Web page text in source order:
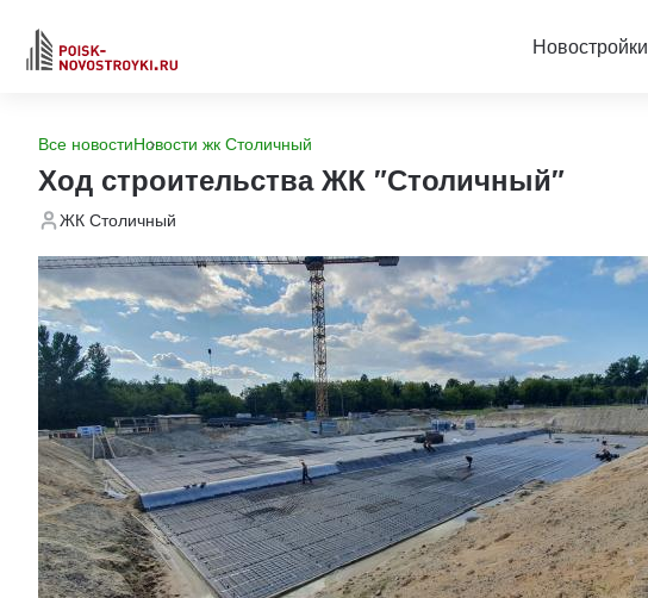
Новостройки
Все новостиНовости жк Столичный
Ход строительства ЖК "Столичный"
ЖК Столичный